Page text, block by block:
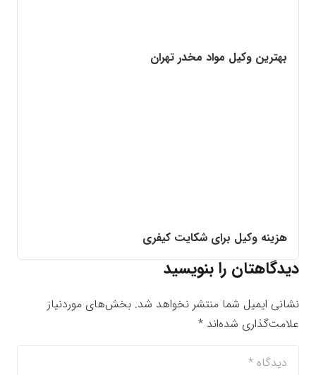
بهترین وکیل مواد مخدر تهران
هزینه وکیل برای شکایت کیفری
دیدگاهتان را بنویسید
نشانی ایمیل شما منتشر نخواهد شد. بخش‌های موردنیاز
علامت‌گذاری شده‌اند *